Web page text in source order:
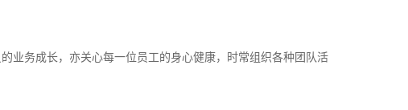
业务成长，亦关心每一位员工的身心健康，时常组织各种团队活